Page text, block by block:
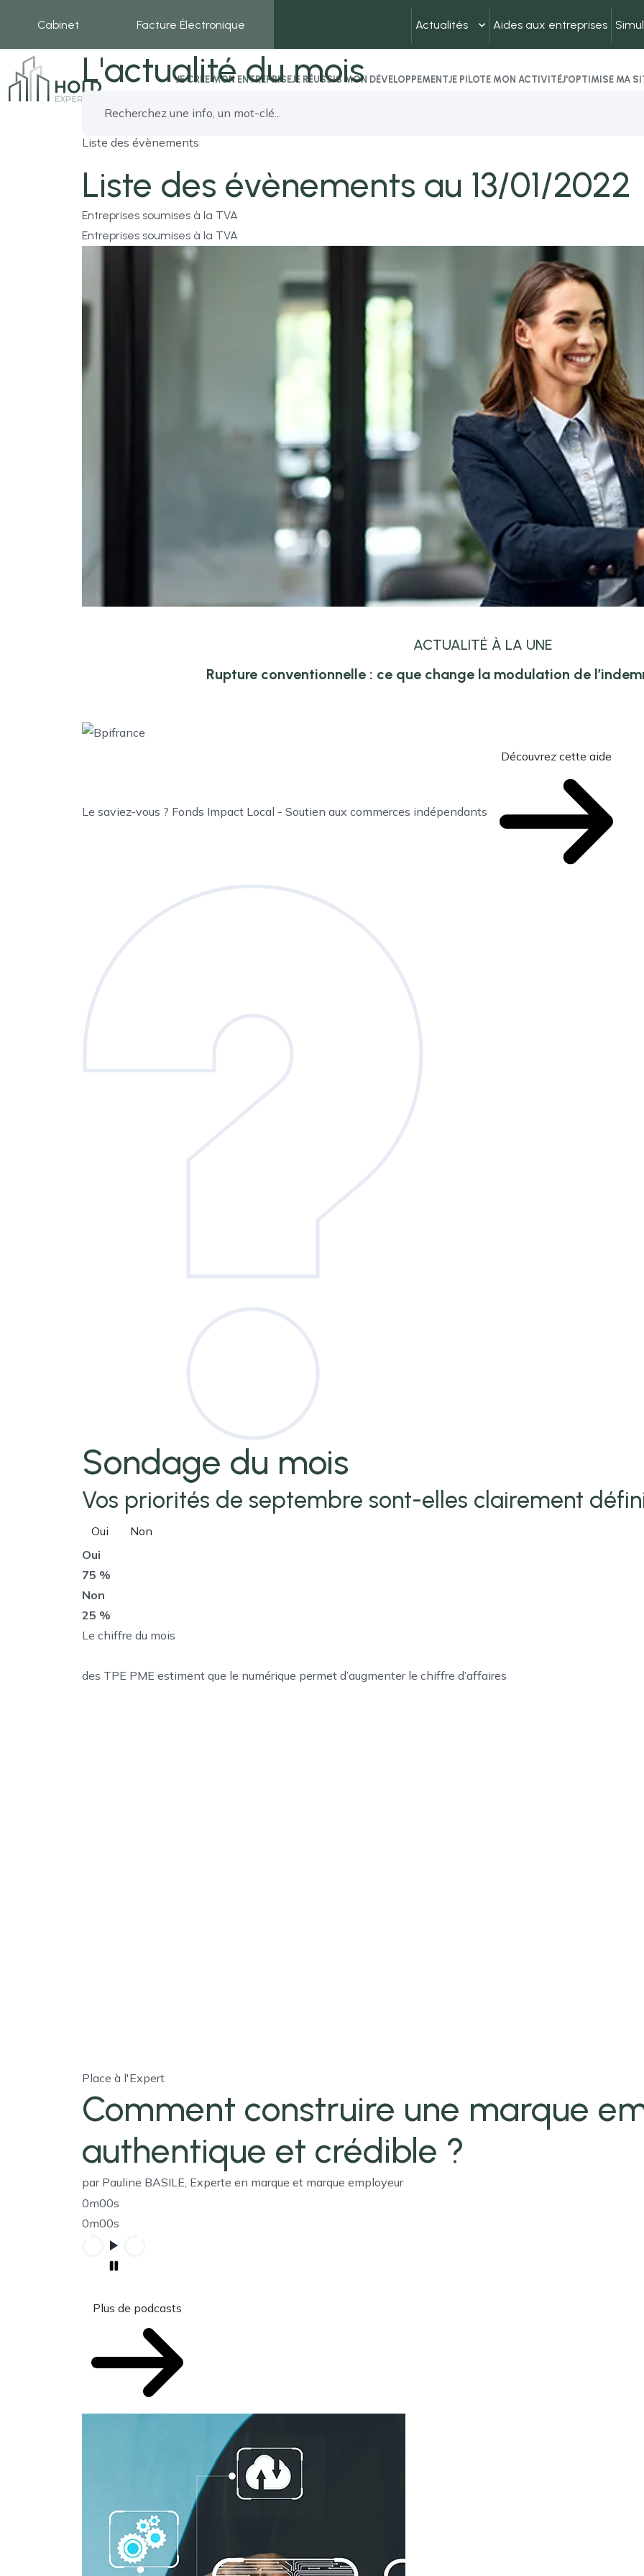
Cabinet Facture Électronique Actualités Aides aux entreprises
JE CRÉE MON ENTREPRISEJE RÉUSSIS MON DÉVELOPPEMENTJE PILOTE MON ACTIVITÉJ'OPTIMISE MA
L'actualité du mois
Liste des évènements
Liste des évènements au 13/01/2022
Entreprises soumises à la TVA
Entreprises soumises à la TVA
ACTUALITÉ À LA UNE
Rupture conventionnelle : ce que change la modulation de
Le saviez-vous ? Fonds Impact Local - Soutien aux commerces indépendants
Découvrez cette aide
Sondage du mois
Vos priorités de septembre sont-elles clairement
Oui
Non
Oui
75 %
Non
25 %
Le chiffre du mois
des TPE PME estiment que le numérique permet d’augmenter le chiffre d’affaires
Place à l'Expert
Comment construire une marque
authentique et crédible ?
par Pauline BASILE, Experte en marque et marque employeur
0m00s
0m00s
Plus de podcasts